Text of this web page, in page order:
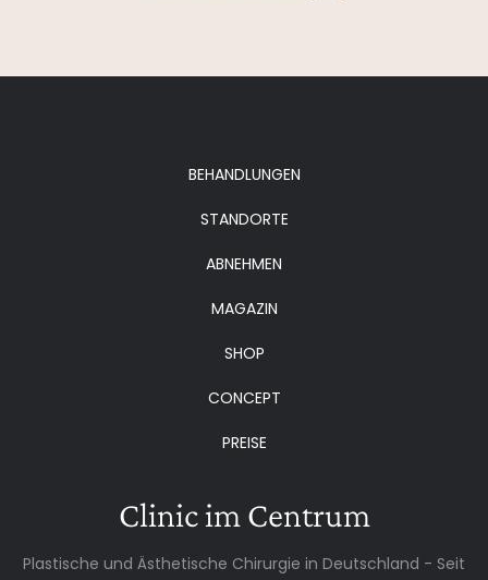
BEHANDLUNGEN
STANDORTE
ABNEHMEN
MAGAZIN
SHOP
CONCEPT
PREISE
Clinic im Centrum
Plastische und Ästhetische Chirurgie in Deutschland - Seit